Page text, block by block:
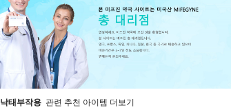
낙태부작용관련 추천 아이템 더보기